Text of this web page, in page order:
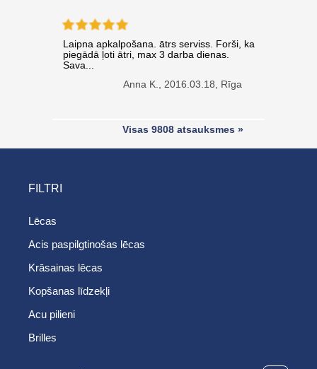
Laipna apkalpošana. ātrs serviss. Forši, ka
piegādā ļoti ātri, max 3 darba dienas.
Sava...
Anna K., 2016.03.18, Rīga
Visas 9808 atsauksmes »
FILTRI
Lēcas
Acis paspilgtinošas lēcas
Krāsainas lēcas
Kopšanas līdzekļi
Acu pilieni
Brilles